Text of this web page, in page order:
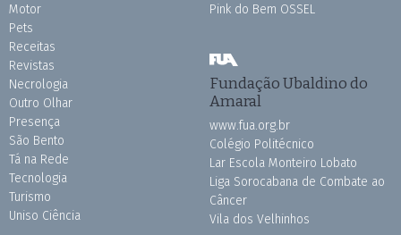
Motor
Pets
Receitas
Revistas
Necrologia
Outro Olhar
Presença
São Bento
Tá na Rede
Tecnologia
Turismo
Uniso Ciência
Pink do Bem OSSEL
Fundação Ubaldino do
Amaral
www.fua.org.br
Colégio Politécnico
Lar Escola Monteiro Lobato
Liga Sorocabana de Combate ao
Câncer
Vila dos Velhinhos